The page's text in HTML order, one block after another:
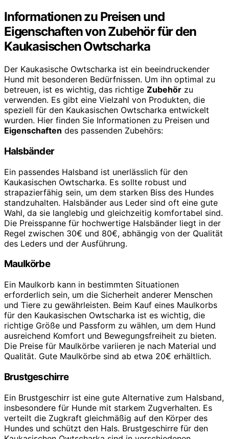
Informationen zu Preisen und
Eigenschaften von Zubehör für den
Kaukasischen Owtscharka
Der Kaukasische Owtscharka ist ein beeindruckender
Hund mit besonderen Bedürfnissen. Um ihn optimal zu
betreuen, ist es wichtig, das richtige Zubehör zu
verwenden. Es gibt eine Vielzahl von Produkten, die
speziell für den Kaukasischen Owtscharka entwickelt
wurden. Hier finden Sie Informationen zu Preisen und
Eigenschaften des passenden Zubehörs:
Halsbänder
Ein passendes Halsband ist unerlässlich für den
Kaukasischen Owtscharka. Es sollte robust und
strapazierfähig sein, um dem starken Biss des Hundes
standzuhalten. Halsbänder aus Leder sind oft eine gute
Wahl, da sie langlebig und gleichzeitig komfortabel sind.
Die Preisspanne für hochwertige Halsbänder liegt in der
Regel zwischen 30€ und 80€, abhängig von der Qualität
des Leders und der Ausführung.
Maulkörbe
Ein Maulkorb kann in bestimmten Situationen
erforderlich sein, um die Sicherheit anderer Menschen
und Tiere zu gewährleisten. Beim Kauf eines Maulkorbs
für den Kaukasischen Owtscharka ist es wichtig, die
richtige Größe und Passform zu wählen, um dem Hund
ausreichend Komfort und Bewegungsfreiheit zu bieten.
Die Preise für Maulkörbe variieren je nach Material und
Qualität. Gute Maulkörbe sind ab etwa 20€ erhältlich.
Brustgeschirre
Ein Brustgeschirr ist eine gute Alternative zum Halsband,
insbesondere für Hunde mit starkem Zugverhalten. Es
verteilt die Zugkraft gleichmäßig auf den Körper des
Hundes und schützt den Hals. Brustgeschirre für den